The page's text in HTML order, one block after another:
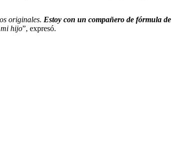
originales. Estoy con un compañero de fórmula de
hijo”, expresó.